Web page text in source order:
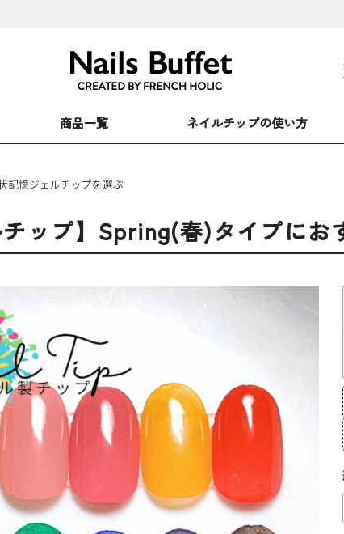
商品一覧 ネイルチップの使い方
記憶ジェルチップを選ぶ
チップ】Spring(春)タイプにお